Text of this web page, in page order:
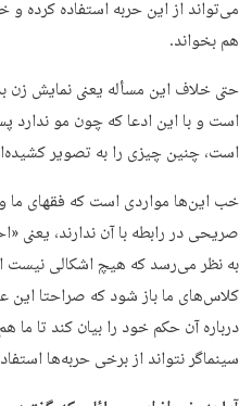
می‌تواند از این حربه استفاده کرده
هم بخواند.
حتی خلاف این مسأله یعنی نمایش
است و با این ادعا که چون مو
است، چنین چیزی را به تصویر
خب این‌ها مواردی است که فقهای ما
صریحی در رابطه با آن ندارند، یعنی
به نظر می‌رسد که هیچ اشکالی نیست
کلاس‌های ما باز شود که صراحتا این
درباره آن حکم خود را بیان کند تا ما
سینماگر نتواند از برخی حربه‌ها